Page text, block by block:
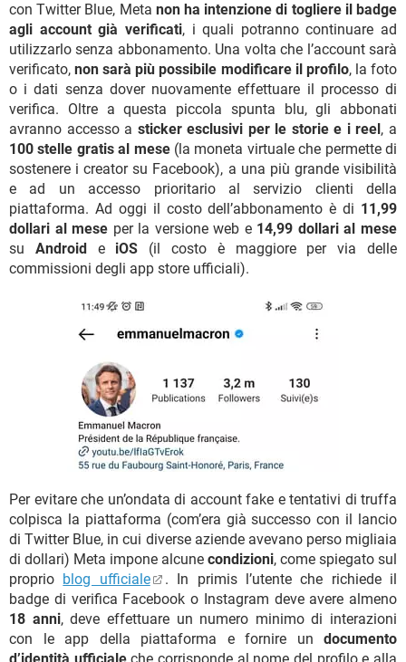
con Twitter Blue, Meta non ha intenzione di togliere il badge
agli account già verificati, i quali potranno continuare ad
utilizzarlo senza abbonamento. Una volta che l’account sarà
verificato,non sarà più possibile modificare il profilo, la foto
o i dati senza dover nuovamente effettuare il processo di
verifica. Oltre a questa piccola spunta blu, gli abbonati
avranno accesso a sticker esclusivi per le storie e i reel , a
100 stelle gratis al mese(la moneta virtuale che permette di
sostenere i creator su Facebook), a una più grande visibilità
e ad un accesso prioritario al servizio clienti della
piattaforma. Ad oggi il costo dell’abbonamento è di 11,99
dollari al mese per la versione web e 14,99 dollari al mese
su Android e iOS (il costo è maggiore per via delle
commissioni degli app store ufficiali).
Per evitare che un’ondata di account fake e tentativi di truffa
colpisca la piattaforma (com’era già successo con il lancio
di Twitter Blue, in cui diverse aziende avevano perso migliaia
di dollari) Meta impone alcune condizioni, come spiegato sul
proprio blog ufficiale
. In primis l’utente che richiede il
badge di verifica Facebook o Instagram deve avere almeno
18 anni, deve effettuare un numero minimo di interazioni
con le app della piattaforma e fornire un documento
d’identità ufficialeche corrisponde al nome del profilo e alla